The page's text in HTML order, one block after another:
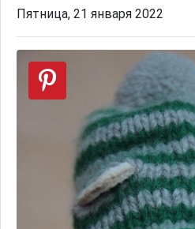
Пятница, 21 января 2022